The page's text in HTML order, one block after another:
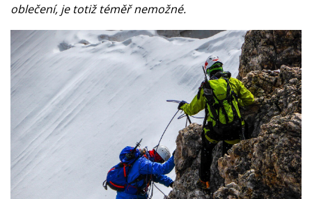
oblečení, je totiž téměř nemožné.